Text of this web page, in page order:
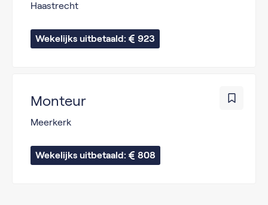
Haastrecht
Wekelijks uitbetaald: 923
Monteur
Meerkerk
Wekelijks uitbetaald: 808